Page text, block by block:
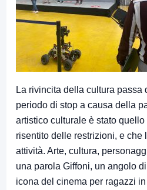
La rivincita della cultura passa
periodo di stop a causa della
artistico culturale è stato
risentito delle restrizioni, e che
attività. Arte, cultura,
una parola Giffoni, un angolo
icona del cinema per ragazzi